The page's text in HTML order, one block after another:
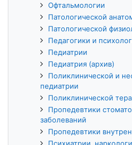
Офтальмологии
Патологической
Патологической
Педагогики и
Педиатрии
Педиатрия (архив)
Поликлинической и
педиатрии
Поликлинической
Пропедевтики
заболеваний
Пропедевтики